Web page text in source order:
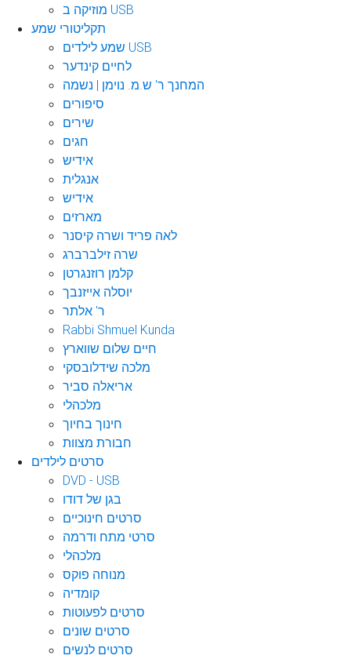
מוזיקה ב USB
תקליטורי שמע
שמע לילדים USB
לחיים קינדער
המחנך ר' ש.מ. נוימן | נשמה
סיפורים
שירים
חגים
אידיש
אנגלית
אידיש
מארזים
לאה פריד ושרה קיסנר
שרה זילברברג
קלמן רוזנגרטן
יוסלה אייזנבך
ר' אלתר
Rabbi Shmuel Kunda
חיים שלום שווארץ
מלכה שידלובסקי
אריאלה סביר
מלכהלי
חינוך בחיוך
חבורת מצוות
סרטים לילדים
DVD - USB
בגן של דודו
סרטים חינוכיים
סרטי מתח ודרמה
מלכהלי
מנוחה פוקס
קומדיה
סרטים לפעוטות
סרטים שונים
סרטים לנשים